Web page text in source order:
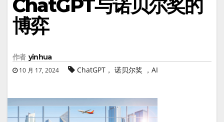
ChatGPT与诺贝尔奖的
博弈
作者 yinhua
10 月 17, 2024 ChatGPT， 诺贝尔奖 ，AI